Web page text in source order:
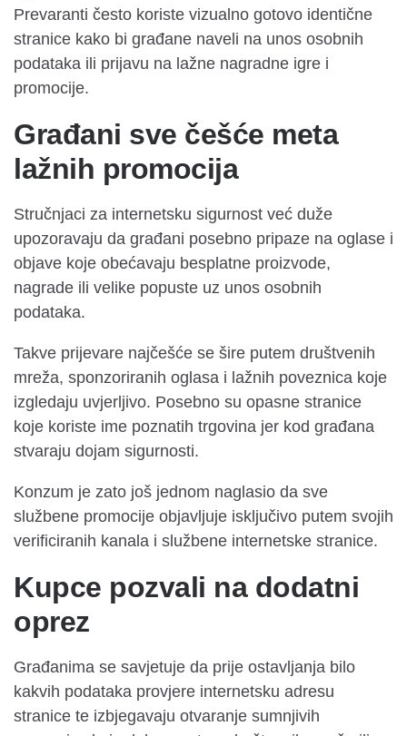
Prevaranti često koriste vizualno gotovo identične
stranice kako bi građane naveli na unos osobnih
podataka ili prijavu na lažne nagradne igre i
promocije.
Građani sve češće meta
lažnih promocija
Stručnjaci za internetsku sigurnost već duže
upozoravaju da građani posebno pripaze na oglase i
objave koje obećavaju besplatne proizvode,
nagrade ili velike popuste uz unos osobnih
podataka.
Takve prijevare najčešće se šire putem društvenih
mreža, sponzoriranih oglasa i lažnih poveznica koje
izgledaju uvjerljivo. Posebno su opasne stranice
koje koriste ime poznatih trgovina jer kod građana
stvaraju dojam sigurnosti.
Konzum je zato još jednom naglasio da sve
službene promocije objavljuje isključivo putem svojih
verificiranih kanala i službene internetske stranice.
Kupce pozvali na dodatni
oprez
Građanima se savjetuje da prije ostavljanja bilo
kakvih podataka provjere internetsku adresu
stranice te izbjegavaju otvaranje sumnjivih